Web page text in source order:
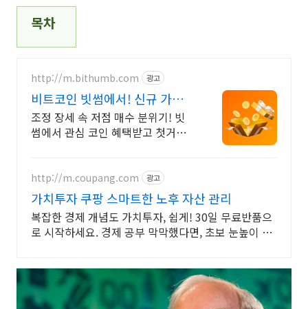
목차
http://m.bithumb.com 광고
비트코인 빗썸에서! 신규 가입
시 5만원 혜택
조정 장세 속 저점 매수 분위기! 빗
썸에서 관심 코인 혜택받고 첫거래
http://m.coupang.com 광고
가치투자 쿠팡 스마트한 노후 자산 관리
복잡한 경제 개념도 가치투자, 쉽게! 30일 무료반품으
로 시작하세요. 경제 공부 막막했다면, 초보 눈높이 책